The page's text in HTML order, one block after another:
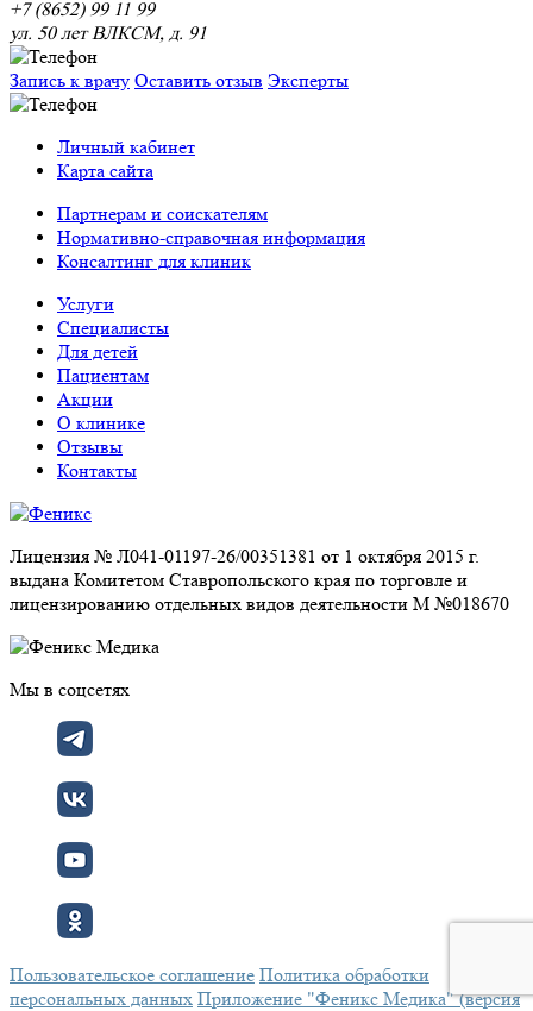
+7 (8652) 99 11 99
ул. 50 лет ВЛКСМ, д. 91
Запись к врачу Оставить отзыв Эксперты
Личный кабинет
Карта сайта
Партнерам и соискателям
Нормативно-справочная информация
Консалтинг для клиник
Услуги
Специалисты
Для детей
Пациентам
Акции
О клинике
Отзывы
Контакты
Лицензия № Л041-01197-26/00351381 от 1 октября 2015 г.
выдана Комитетом Ставропольского края по торговле и
лицензированию отдельных видов деятельности М №018670
Мы в соцсетях
Пользовательское соглашение Политика обработки
персональных данных Приложение "Феникс Медика" (версия